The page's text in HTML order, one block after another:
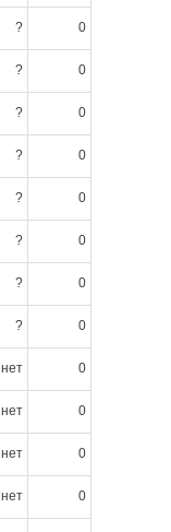
? 0
? 0
? 0
? 0
? 0
? 0
? 0
? 0
нет 0
нет 0
нет 0
нет 0